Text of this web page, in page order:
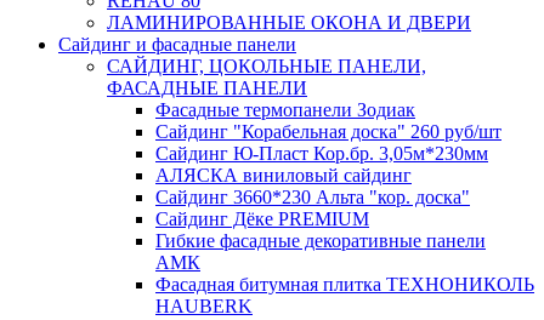
ЛАМИНИРОВАННЫЕ ОКОНА И ДВЕРИ
Сайдинг и фасадные панели
САЙДИНГ, ЦОКОЛЬНЫЕ ПАНЕЛИ,
ФАСАДНЫЕ ПАНЕЛИ
Фасадные термопанели Зодиак
Сайдинг "Корабельная доска" 260 руб/шт
Сайдинг Ю-Пласт Кор.бр. 3,05м*230мм
АЛЯСКА виниловый сайдинг
Сайдинг 3660*230 Альта "кор. доска"
Сайдинг Дёке PREMIUM
Гибкие фасадные декоративные панели
АМК
Фасадная битумная плитка ТЕХНОНИКОЛЬ
HAUBERK